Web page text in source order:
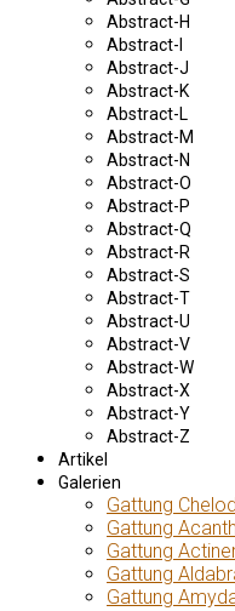
Abstract-H
Abstract-I
Abstract-J
Abstract-K
Abstract-L
Abstract-M
Abstract-N
Abstract-O
Abstract-P
Abstract-Q
Abstract-R
Abstract-S
Abstract-T
Abstract-U
Abstract-V
Abstract-W
Abstract-X
Abstract-Y
Abstract-Z
Artikel
Galerien
Gattung
Gattung
Gattung
Gattung
Gattung